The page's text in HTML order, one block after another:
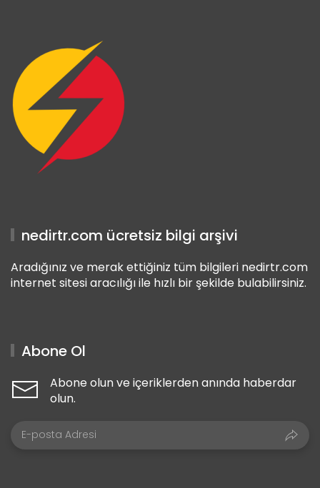
nedirtr.com ücretsiz bilgi arşivi
Aradığınız ve merak ettiğiniz tüm bilgileri nedirtr.com
internet sitesi aracılığı ile hızlı bir şekilde bulabilirsiniz.
Abone Ol
Abone olun ve içeriklerden anında haberdar
olun.